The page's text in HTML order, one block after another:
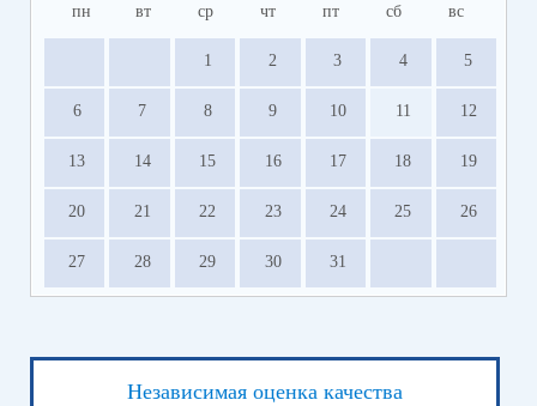
пн вт ср чт пт сб вс
1 2 3 4 5
6 7 8 9 10 11 12
13 14 15 16 17 18 19
20 21 22 23 24 25 26
27 28 29 30 31
Независимая оценка качества